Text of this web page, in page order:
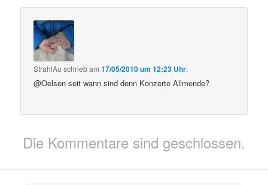
StrahlAu schriebam17/05/2010 um 12:23 Uhr:
@Oelsen seit wann sind denn Konzerte Allmende?
Die Kommentare sind geschlossen.